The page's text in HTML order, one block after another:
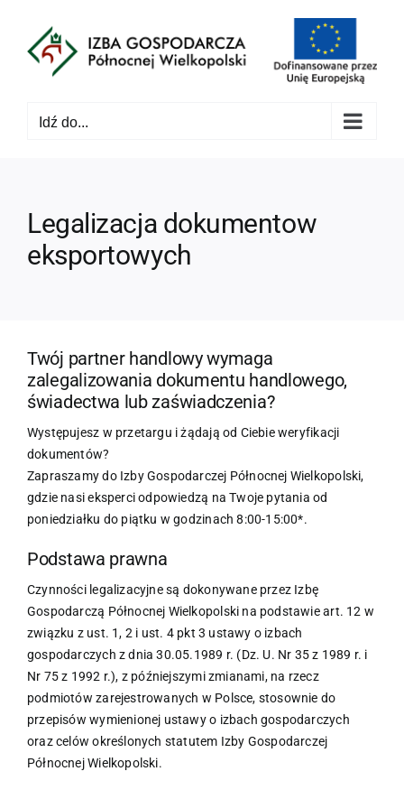
zawartości
Idź do...
Legalizacja dokumentow
eksportowych
Twój partner handlowy wymaga
zalegalizowania dokumentu handlowego,
świadectwa lub zaświadczenia?
Występujesz w przetargu i żądają od Ciebie weryfikacji
dokumentów?
Zapraszamy do Izby Gospodarczej Północnej Wielkopolski,
gdzie nasi eksperci odpowiedzą na Twoje pytania od
poniedziałku do piątku w godzinach 8:00-15:00*.
Podstawa prawna
Czynności legalizacyjne są dokonywane przez Izbę
Gospodarczą Północnej Wielkopolski na podstawie art. 12 w
związku z ust. 1, 2 i ust. 4 pkt 3 ustawy o izbach
gospodarczych z dnia 30.05.1989 r. (Dz. U. Nr 35 z 1989 r. i
Nr 75 z 1992 r.), z późniejszymi zmianami, na rzecz
podmiotów zarejestrowanych w Polsce, stosownie do
przepisów wymienionej ustawy o izbach gospodarczych
oraz celów określonych statutem Izby Gospodarczej
Północnej Wielkopolski.